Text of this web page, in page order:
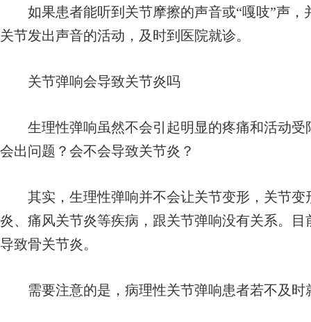
如果患者能听到关节摩擦的声音或“嘎吱”声，
关节发出声音的活动，及时到医院就诊。
关节弹响会导致关节炎吗
生理性弹响虽然不会引起明显的疼痛和活动受
会出问题？会不会导致关节炎？
其实，生理性弹响并不会让关节变形，关节变
炎、痛风关节炎等疾病，跟关节弹响没有关系。
导致骨关节炎。
需要注意的是，病理性关节弹响患者若不及时